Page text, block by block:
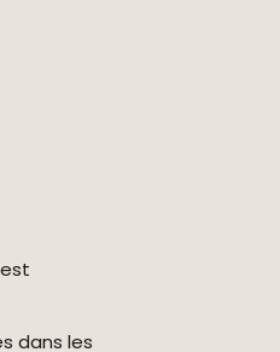
dans les